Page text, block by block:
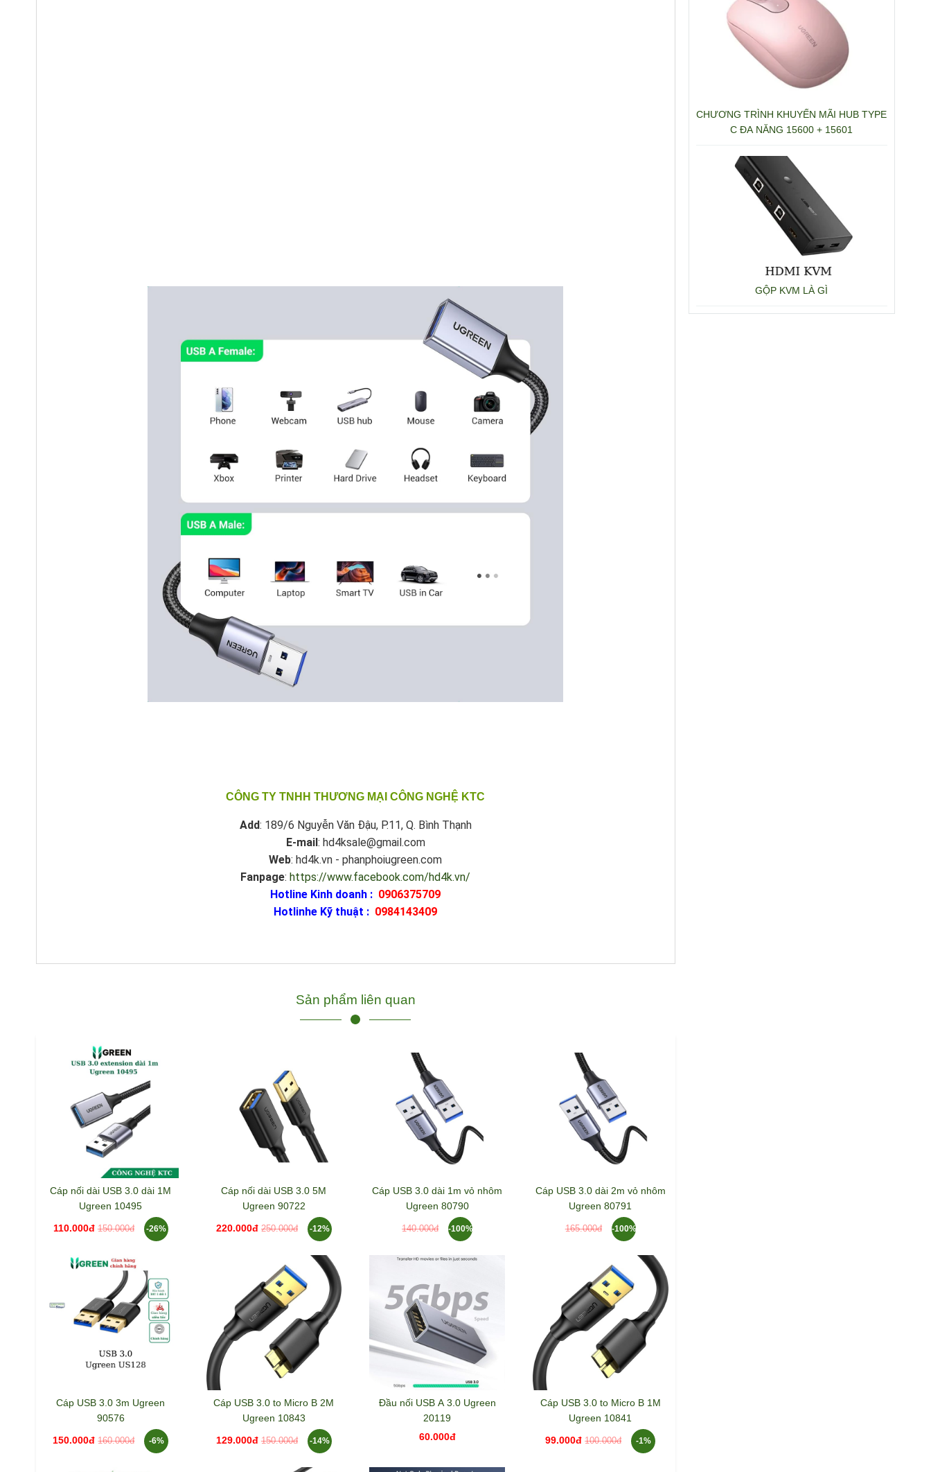
CÔNG TY TNHH THƯƠNG MẠI CÔNG NGHỆ KTC
Add: 189/6 Nguyễn Văn Đậu, P.11, Q. Bình Thạnh
E-mail: hd4ksale@gmail.com
Web: hd4k.vn - phanphoiugreen.com
Fanpage:https://www.facebook.com/hd4k.vn/
Hotline Kinh doanh : 0906375709
Hotlinhe Kỹ thuật : 0984143409
Sản phẩm liên quan
Cáp nối dài USB 3.0 dài 1M
Ugreen 10495
110.000đ 150.000đ -26%
Cáp nối dài USB 3.0 5M
Ugreen 90722
220.000đ 250.000đ -12%
Cáp USB 3.0 dài 1m vỏ nhôm
Ugreen 80790
140.000đ -100%
Cáp USB 3.0 dài 2m vỏ nhôm
Ugreen 80791
165.000đ -100%
Cáp USB 3.0 3m Ugreen
90576
150.000đ 160.000đ -6%
Cáp USB 3.0 to Micro B 2M
Ugreen 10843
129.000đ 150.000đ -14%
Đầu nối USB A 3.0 Ugreen
20119
60.000đ
Cáp USB 3.0 to Micro B 1M
Ugreen 10841
99.000đ 100.000đ -1%
CHƯƠNG TRÌNH KHUYẾN MÃI HUB TYPE
C ĐA NĂNG 15600 + 15601
GỘP KVM LÀ GÌ